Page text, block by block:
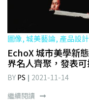
圖像, 城美藝論, 產品設
EchoX 城市美學新
界名人齊聚，發表
BY PS
2021-11-14
繼續閱讀